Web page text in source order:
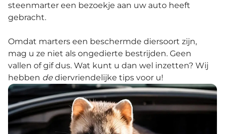
steenmarter een bezoekje aan uw auto heeft
gebracht.
Omdat marters een beschermde diersoort zijn,
mag u ze niet als ongedierte bestrijden. Geen
vallen of gif dus. Wat kunt u dan wel inzetten? Wij
hebben de diervriendelijke tips voor u!